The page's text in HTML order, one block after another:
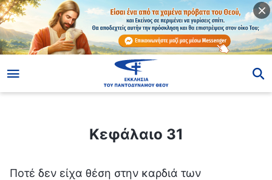
Κεφάλαιο 31
Ποτέ δεν είχα θέση στην καρδιά των